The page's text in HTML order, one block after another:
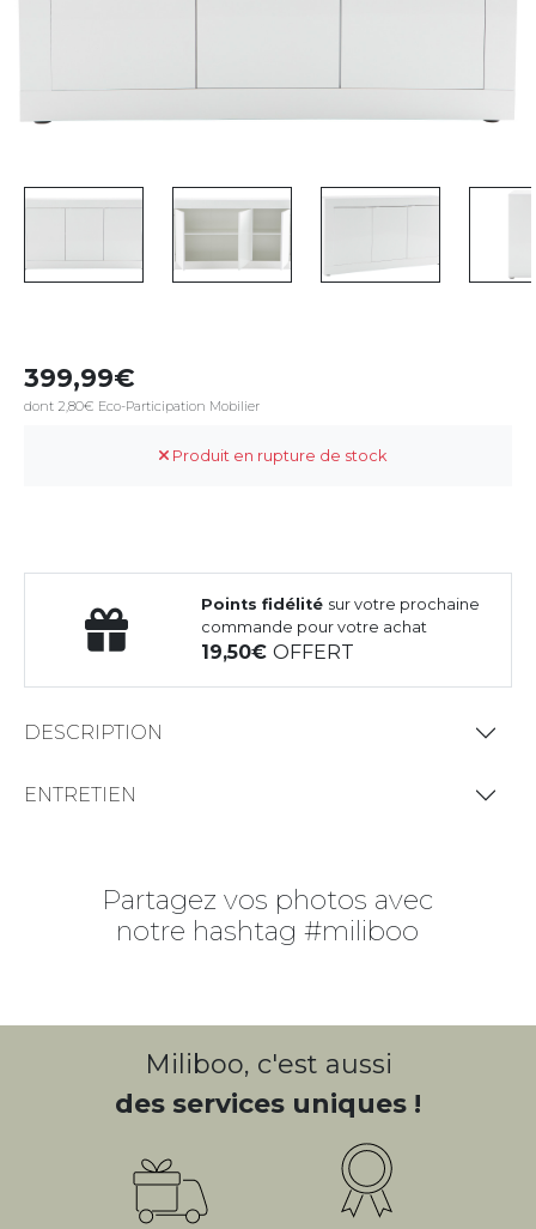
399,99
dont 2,80€ Eco-Participation Mobilier
Produit en rupture de stock
Points fidélité sur votre prochaine
commande pour votre achat
19,50OFFERT
DESCRIPTION
ENTRETIEN
Partagez vos photos avec
notre hashtag #miliboo
Miliboo, c'est aussi
des services uniques !